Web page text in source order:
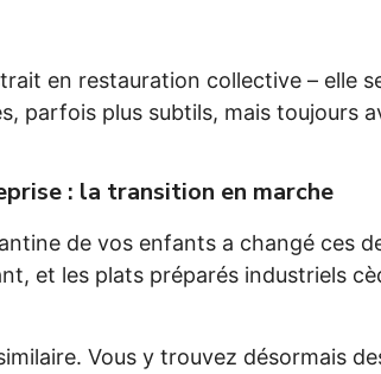
en restauration collective – elle
parfois plus subtils, mais toujours
: la transition en marche
de vos enfants a changé ces
et les plats préparés industriels
Vous y trouvez désormais